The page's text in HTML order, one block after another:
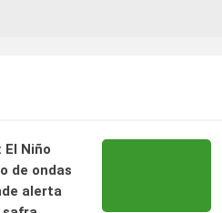
El Niño
de ondas
alerta